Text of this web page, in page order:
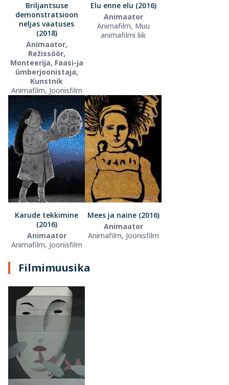
Briljantsuse
demonstratsioon
neljas vaatuses
(2018)
Animaator,
Režissöör,
Monteerija, Faasi-ja
ümberjoonistaja,
Kunstnik
Animafilm, Joonisfilm
Elu enne elu (2016)
Animaator
Animafilm, Muu
animafilmi liik
Karude tekkimine
(2016)
Animaator
Animafilm, Joonisfilm
Mees ja naine (2016)
Animaator
Animafilm, Joonisfilm
Filmimuusika